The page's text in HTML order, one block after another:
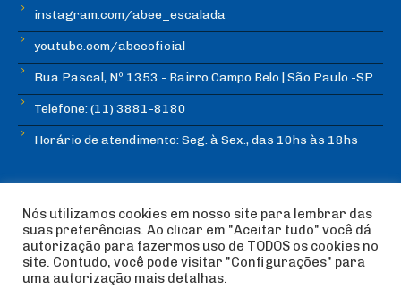
instagram.com/abee_escalada
youtube.com/abeeoficial
Rua Pascal, Nº 1353 - Bairro Campo Belo | São Paulo -SP
Telefone: (11) 3881-8180
Horário de atendimento: Seg. à Sex., das 10hs às 18hs
© Copyright ABEE | Associação Brasileira de Escalada
Esportiva 2018 | Design:
Imagética Design
Nós utilizamos cookies em nosso site para lembrar das
suas preferências. Ao clicar em "Aceitar tudo" você dá
autorização para fazermos uso de TODOS os cookies no
site. Contudo, você pode visitar "Configurações" para
uma autorização mais detalhas.